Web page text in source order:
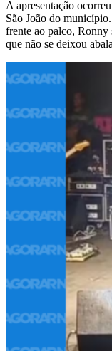
A apresentação
São João do
frente ao palco,
que não se deixou